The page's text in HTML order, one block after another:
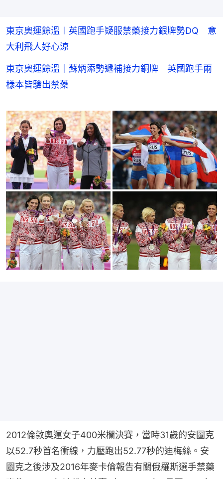
東京奧運餘溫︱英國跑手疑服禁藥接力銀牌勢DQ 意
大利飛人好心涼
東京奧運餘溫｜蘇炳添勢遞補接力銅牌 英國跑手兩
樣本皆驗出禁藥
2012倫敦奧運女子400米欄決賽，當時31歲的安圖克
以52.7秒首名衝線，力壓跑出52.77秒的迪梅絲。安
圖克之後涉及2016年麥卡倫報告有關俄羅斯選手禁藥